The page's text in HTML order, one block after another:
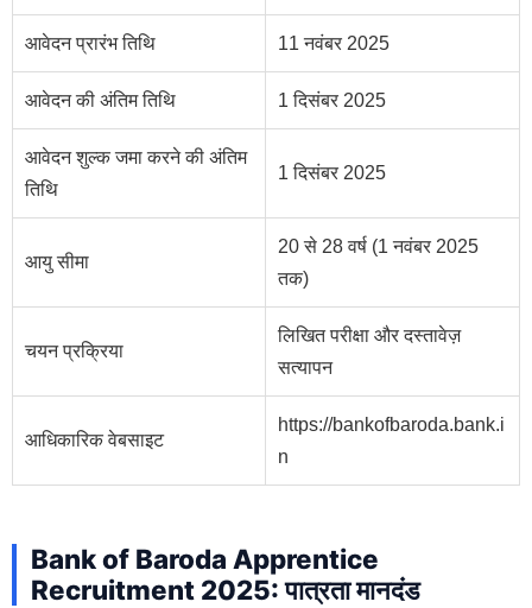
आवेदन प्रारंभ तिथि 11 नवंबर 2025
आवेदन की अंतिम तिथि 1 दिसंबर 2025
आवेदन शुल्क जमा करने की अंतिम
तिथि
1 दिसंबर 2025
आयु सीमा
20 से 28 वर्ष (1 नवंबर 2025
तक)
चयन प्रक्रिया
लिखित परीक्षा और दस्तावेज़
सत्यापन
आधिकारिक वेबसाइट
https://bankofbaroda.bank.i
n
Bank of Baroda Apprentice
Recruitment 2025: पात्रता मानदंड